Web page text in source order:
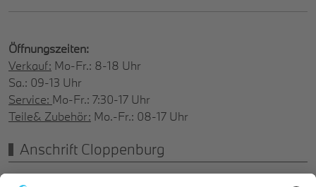
Öffnungszeiten:
Verkauf: Mo-Fr.: 8-18 Uhr
Sa.: 09-13 Uhr
Service: Mo-Fr.: 7:30-17 Uhr
Teile& Zubehör: Mo.-Fr.: 08-17 Uhr
Anschrift Cloppenburg